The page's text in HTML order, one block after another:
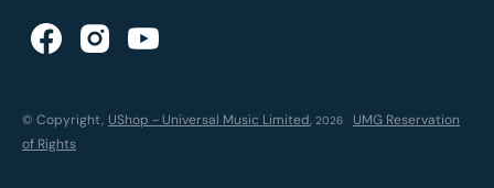
© Copyright, UShop - Universal Music Limited, 2026
UMG Reservation
of Rights